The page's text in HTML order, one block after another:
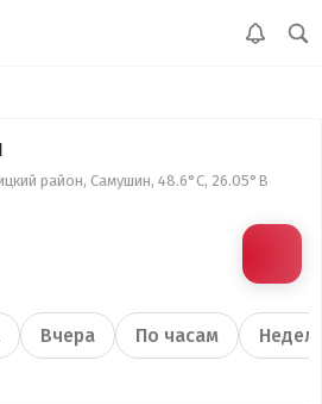
район, Самушин, 48.6°С, 26.05°В
Вчера По часам